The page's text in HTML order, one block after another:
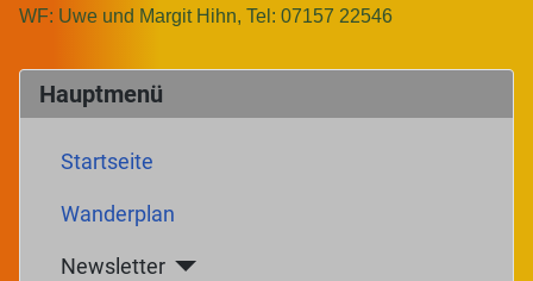
Hauptmenü
Startseite
Wanderplan
Newsletter
WF: Uwe und Margit Hihn, Tel: 07157 22546